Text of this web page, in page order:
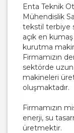
Enta Teknik
Mühendislik
tekstil terbiye
açık en
kurutma
Firmamızın
sektörde uzun
makineleri
oluşmaktadır.
Firmamızın
enerji, su
üretmektir.